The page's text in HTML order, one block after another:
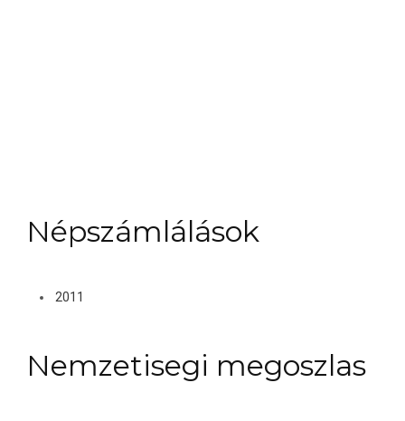
Népszámlálások
2011
Nemzetisegi megoszlas